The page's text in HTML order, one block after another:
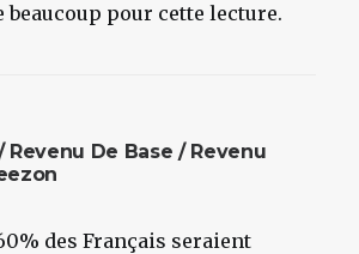
beaucoup pour cette lecture.
Revenu De Base / Revenu
des Français seraient